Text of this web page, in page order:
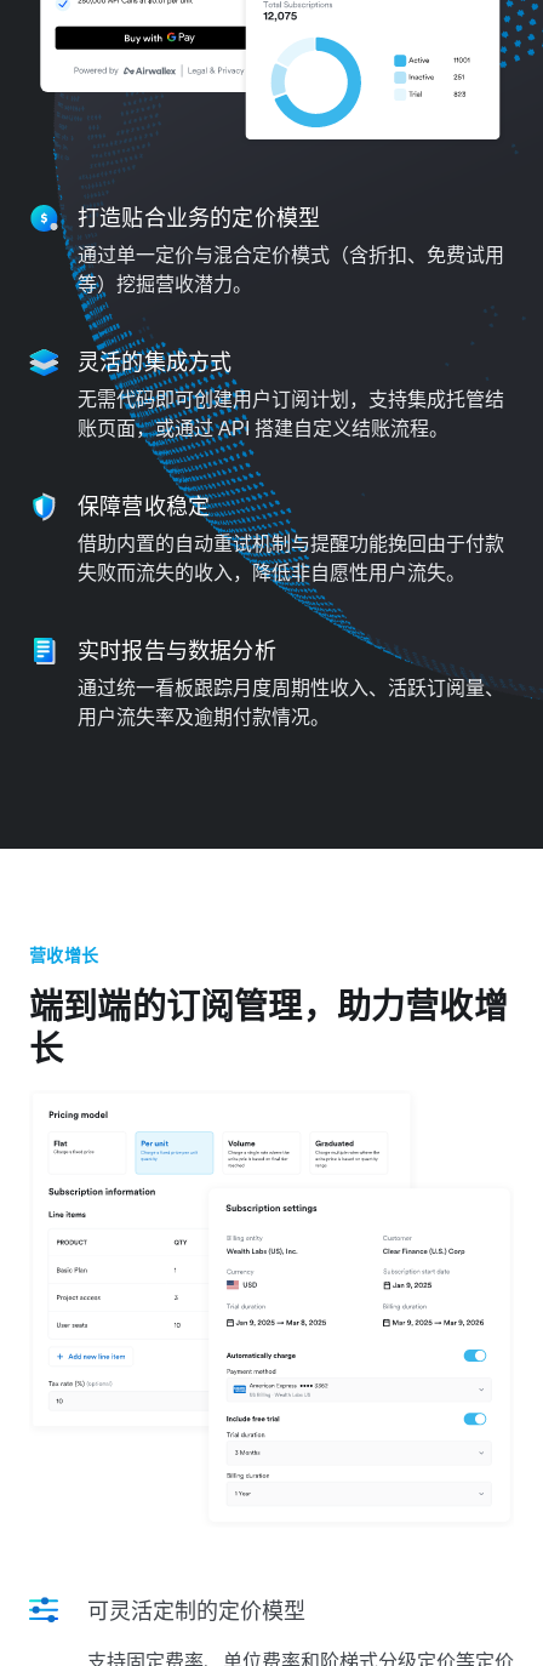
打造贴合业务的定价模型
通过单一定价与混合定价模式（含折扣、免费试用
等）挖掘营收潜力。
灵活的集成方式
无需代码即可创建用户订阅计划，支持集成托管结
账页面，或通过 API 搭建自定义结账流程。
保障营收稳定
借助内置的自动重试机制与提醒功能挽回由于付款
失败而流失的收入，降低非自愿性用户流失。
实时报告与数据分析
通过统一看板跟踪月度周期性收入、活跃订阅量、
用户流失率及逾期付款情况。
营收增长
端到端的订阅管理，助力营收增
长
可灵活定制的定价模型